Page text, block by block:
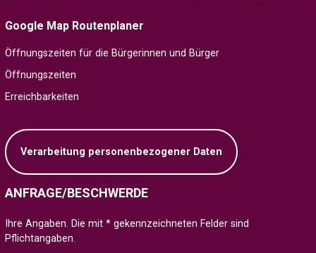
Google Map Routenplaner
Öffnungszeiten für die Bürgerinnen und Bürger
Öffnungszeiten
Erreichbarkeiten
Verarbeitung personenbezogener Daten
ANFRAGE/BESCHWERDE
Ihre Angaben. Die mit * gekennzeichneten Felder sind
Pflichtangaben.